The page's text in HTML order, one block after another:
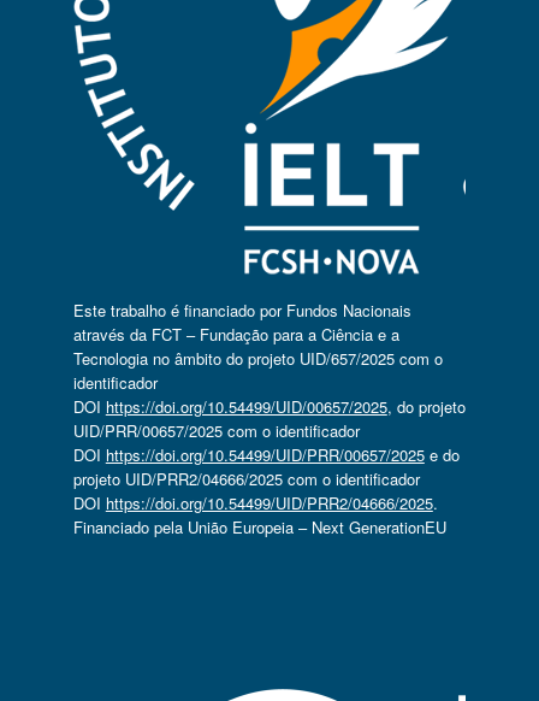
Este trabalho é financiado por Fundos Nacionais
através da FCT – Fundação para a Ciência e a
Tecnologia no âmbito do projeto UID/657/2025 com o
identificador
DOI https://doi.org/10.54499/UID/00657/2025, do projeto
UID/PRR/00657/2025 com o identificador
DOI https://doi.org/10.54499/UID/PRR/00657/2025e do
projeto UID/PRR2/04666/2025 com o identificador
DOI https://doi.org/10.54499/UID/PRR2/04666/2025.
Financiado pela União Europeia – Next GenerationEU